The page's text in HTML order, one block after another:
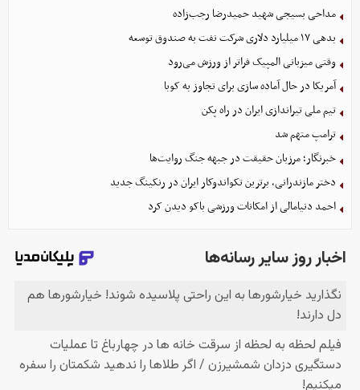
مداحی بسیجی شهید حمیدرضا رجب‌زاده
بدهی ١٧ میلیارد دلاری شرکت نفت به صندوق توسعه
وقتی میزبانی المپیک فراتر از ورزش می‌رود
آمریکا در حال آماده سازی برای تجاوز به کوبا
تیم ملی تیراندازی ایران در راه پکن
ترامپ متهم شد
خبرنگار؛ مرزبان حقیقت در جبهه جنگ روایت‌ها
دختر مازندرانی، برترین تکواندوکار ایران در رنکینگ جدید
احمد دنیامالی از امکانات ورزشی باکو دیدن کرد